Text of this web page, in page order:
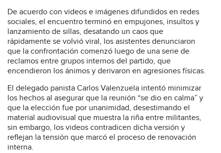
De acuerdo con videos e imágenes difundidos en redes
sociales, el encuentro terminó en empujones, insultos y
lanzamiento de sillas, desatando un caos que
rápidamente se volvió viral, los asistentes denunciaron
que la confrontación comenzó luego de una serie de
reclamos entre grupos internos del partido, que
encendieron los ánimos y derivaron en agresiones físicas.
El delegado panista Carlos Valenzuela intentó minimizar
los hechos al asegurar que la reunión “se dio en calma” y
que la elección fue por unanimidad, desestimando el
material audiovisual que muestra la riña entre militantes,
sin embargo, los videos contradicen dicha versión y
reflejan la tensión que marcó el proceso de renovación
interna.